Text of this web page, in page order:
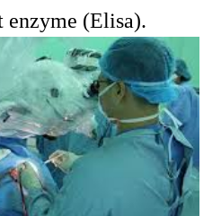
enzyme (Elisa).